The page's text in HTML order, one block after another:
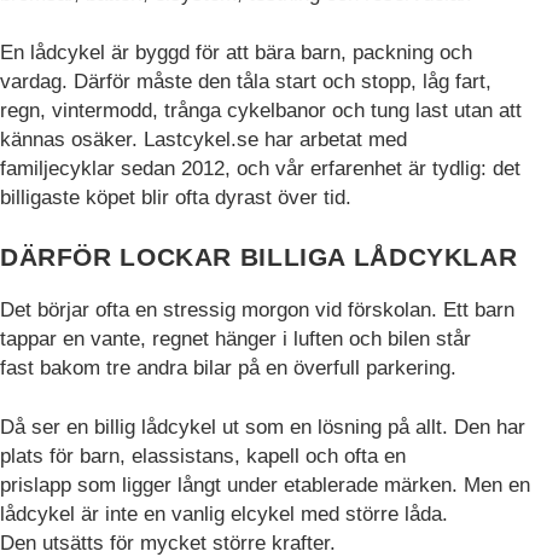
En lådcykel är byggd för att bära barn, packning och
vardag. Därför måste den tåla start och stopp, låg fart,
regn, vintermodd, trånga cykelbanor och tung last utan att
kännas osäker. Lastcykel.se har arbetat med
familjecyklar sedan 2012, och vår erfarenhet är tydlig: det
billigaste köpet blir ofta dyrast över tid.
DÄRFÖR LOCKAR BILLIGA LÅDCYKLAR
Det börjar ofta en stressig morgon vid förskolan. Ett barn
tappar en vante, regnet hänger i luften och bilen står
fast bakom tre andra bilar på en överfull parkering.
Då ser en billig lådcykel ut som en lösning på allt. Den har
plats för barn, elassistans, kapell och ofta en
prislapp som ligger långt under etablerade märken. Men en
lådcykel är inte en vanlig elcykel med större låda.
Den utsätts för mycket större krafter.
interagerar med
webbplatsen.
Dessa cookies
hjälper till att ge
information om
mätvärden, antal
besökare,
trafikkälla etc.
Upplevelse
Upplevelse-cookies
används för att
analysera de
viktigaste
prestandaindexen
på webbplatsen
som hjälper till att
leverera en bättre